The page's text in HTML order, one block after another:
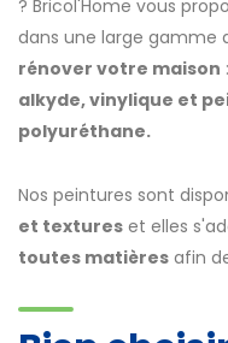
? Bricol'Home vous
dans une large gamme
rénover votre maison :
alkyde, vinylique et
polyuréthane.
Nos peintures sont
et textures et elles
toutes matières afin